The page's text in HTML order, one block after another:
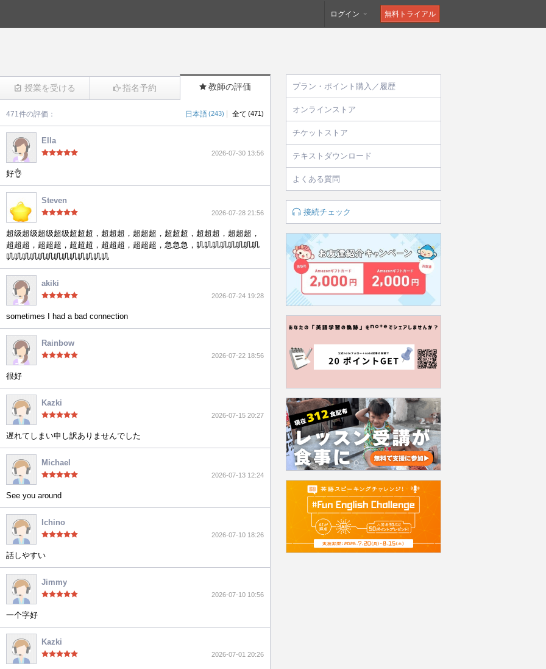
ログイン 無料トライアル
(1273)
授業を受ける 指名予約 教師の評価
471件の評価： 日本語(243) | 全て (471)
Ella
2026-07-30 13:56
好👌
Steven
2026-07-28 21:56
超级超级超级超级超超超，超超超，超超超，超超超，超超超，超超超，
超超超，超超超，超超超，超超超，超超超，急急急，叽叽叽叽叽叽叽叽
叽叽叽叽叽叽叽叽叽叽叽叽叽
akiki
2026-07-24 19:28
sometimes I had a bad connection
Rainbow
2026-07-22 18:56
很好
Kazki
2026-07-15 20:27
遅れてしまい申し訳ありませんでした
Michael
2026-07-13 12:24
See you around
Ichino
2026-07-10 18:26
話しやすい
Jimmy
2026-07-10 10:56
一个字好
Kazki
2026-07-01 20:26
プラン・ポイント購入／履歴
オンラインストア
チケットストア
テキストダウンロード
よくある質問
接続チェック